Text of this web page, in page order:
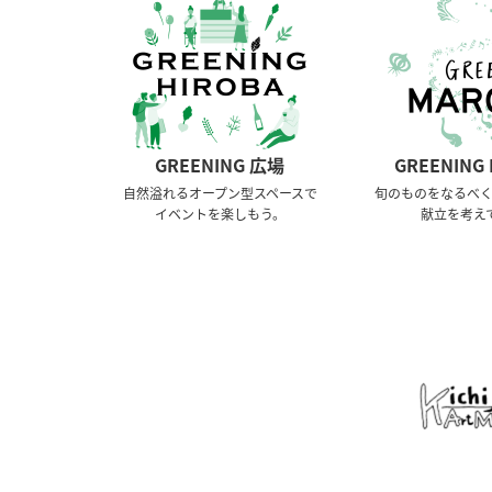
GREENING 広場
⾃然溢れるオープン型スペースで
イベントを楽しもう。
GREENING
旬のものをなるべ
献立を考え